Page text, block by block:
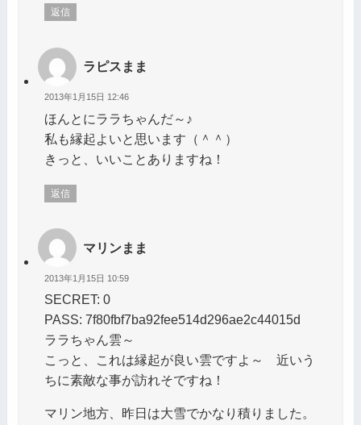
返信
ラピスまま
2013年1月15日 12:46
ほんとにララちゃんだ～♪
私も縁起よいと思います（＾＾）
きっと、いいことありますね！
返信
マリンまま
2013年1月15日 10:59
SECRET: 0
PASS: 7f80fbf7ba92fee514d296ae2c44015d
ララちゃん雲～
こっと、これは縁起が良い雲ですよ～ 近いう
ちに素敵な事が訪れそですね！
マリン地方、昨日は大雪でかなり積りました。